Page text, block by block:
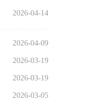
2026-04-14
2026-04-09
2026-03-19
2026-03-19
2026-03-05